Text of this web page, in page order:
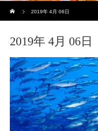
2019年 4月 06日
2019年 4月 06日